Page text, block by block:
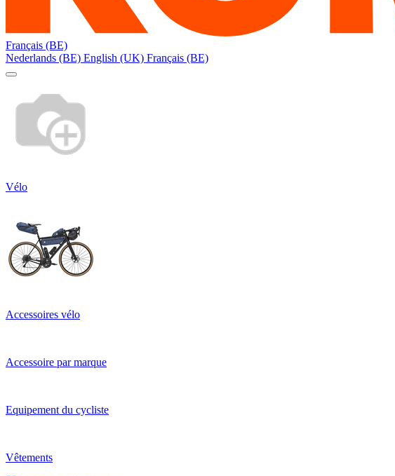
Français (BE)
Nederlands (BE) English (UK) Français (BE)
Vélo
Accessoires vélo
Accessoire par marque
Equipement du cycliste
Vêtements